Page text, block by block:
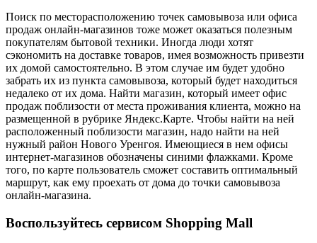
Поиск по месторасположению точек самовывоза или офиса
продаж онлайн-магазинов тоже может оказаться полезным
покупателям бытовой техники. Иногда люди хотят
сэкономить на доставке товаров, имея возможность привезти
их домой самостоятельно. В этом случае им будет удобно
забрать их из пункта самовывоза, который будет находиться
недалеко от их дома. Найти магазин, который имеет офис
продаж поблизости от места проживания клиента, можно на
размещенной в рубрике Яндекс.Карте. Чтобы найти на ней
расположенный поблизости магазин, надо найти на ней
нужный район Нового Уренгоя. Имеющиеся в нем офисы
интернет-магазинов обозначены синими флажками. Кроме
того, по карте пользователь сможет составить оптимальный
маршрут, как ему проехать от дома до точки самовывоза
онлайн-магазина.
Воспользуйтесь сервисом Shopping Mall